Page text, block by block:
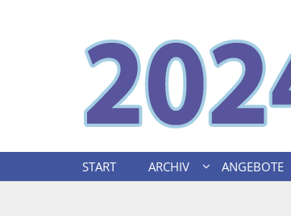
START ARCHIV ANGEBOTE